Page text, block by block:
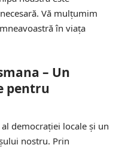
Vă mulțumim
în viața
– Un
pentru
democrației locale și un
nostru. Prin